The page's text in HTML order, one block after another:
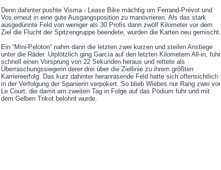
Denn dahinter pushte Visma - Lease Bike mächtig um Ferrand-Prévot und
Vos erneut in eine gute Ausgangsposition zu manövrieren. Als das stark
ausgedünnte Feld von weniger als 30 Profis dann zwölf Kilometer vor dem
Ziel die Flucht der Spitzengruppe beendete, wurden die Karten neu gemischt.
Ein “Mini-Peloton“ nahm dann die letzten zwei kurzen und steilen Anstiege
unter die Räder. Urplötzlich ging García auf den letzten Kilometern All-in, fuhr
schnell einen Vorsprung von 22 Sekunden heraus und rettete als
Überraschungssiegerin derer drei über die Ziellinie zu ihrem größten
Karriereerfolg. Das kurz dahinter heranrasende Feld hatte sich offensichtlich
in der Verfolgung der Spanierin verpokert. So blieb Wiebes nur Rang zwei vor
Le Court, die damit am zweiten Tag in Folge auf das Podium fuhr und mit
dem Gelben Trikot belohnt wurde.